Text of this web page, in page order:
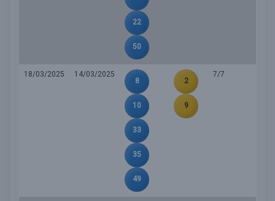
22
50
18/03/2025
14/03/2025
8
10
33
35
49
2
9
7/7